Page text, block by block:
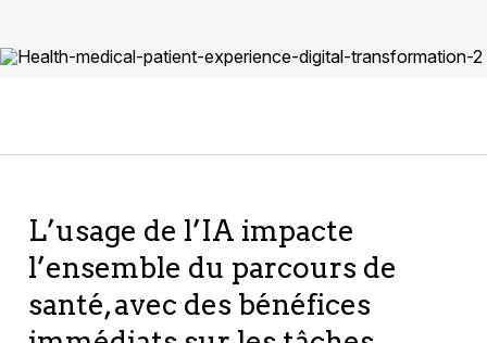
L’usage de l’IA impacte
l’ensemble du parcours de
santé, avec des bénéfices